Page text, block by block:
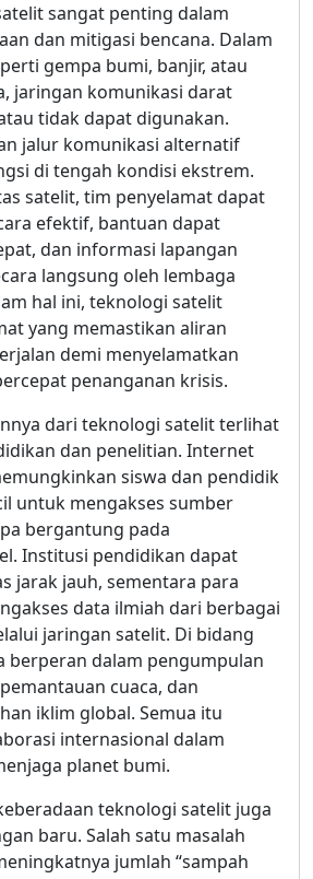
sangat penting dalam
dan mitigasi bencana. Dalam
gempa bumi, banjir, atau
jaringan komunikasi darat
tidak dapat digunakan.
jalur komunikasi alternatif
di tengah kondisi ekstrem.
satelit, tim penyelamat dapat
efektif, bantuan dapat
dan informasi lapangan
langsung oleh lembaga
hal ini, teknologi satelit
yang memastikan aliran
demi menyelamatkan
penanganan krisis.
dari teknologi satelit terlihat
dan penelitian. Internet
siswa dan pendidik
untuk mengakses sumber
bergantung pada
Institusi pendidikan dapat
jarak jauh, sementara para
data ilmiah dari berbagai
jaringan satelit. Di bidang
berperan dalam pengumpulan
cuaca, dan
iklim global. Semua itu
internasional dalam
planet bumi.
teknologi satelit juga
baru. Salah satu masalah
jumlah “sampah